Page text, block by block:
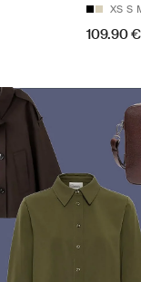
XS S
109.90 €